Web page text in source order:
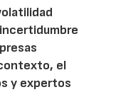
el
y expertos